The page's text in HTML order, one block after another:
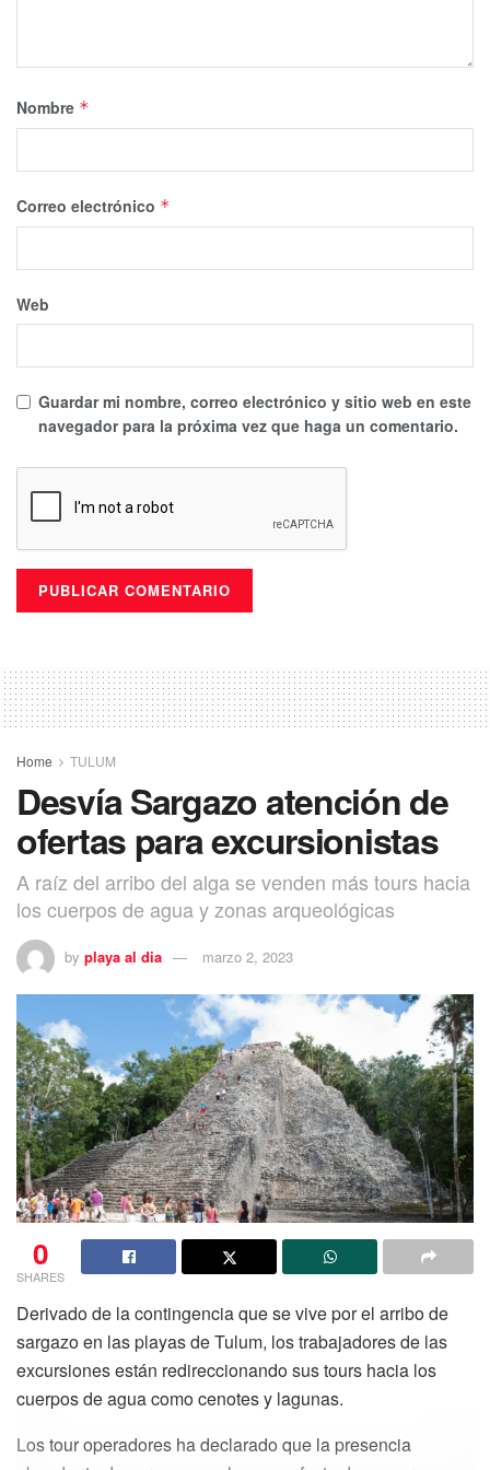
Nombre *
Correo electrónico *
Web
Guardar mi nombre, correo electrónico y sitio web en este
navegador para la próxima vez que haga un comentario.
Home TULUM
Desvía Sargazo atención de
ofertas para excursionistas
A raíz del arribo del alga se venden más tours hacia
los cuerpos de agua y zonas arqueológicas
by playa al dia marzo 2, 2023
0
SHARES
Derivado de la contingencia que se vive por el arribo de
sargazo en las playas de Tulum, los trabajadores de las
excursiones están redireccionando sus tours hacia los
cuerpos de agua como cenotes y lagunas.
Los tour operadores ha declarado que la presencia